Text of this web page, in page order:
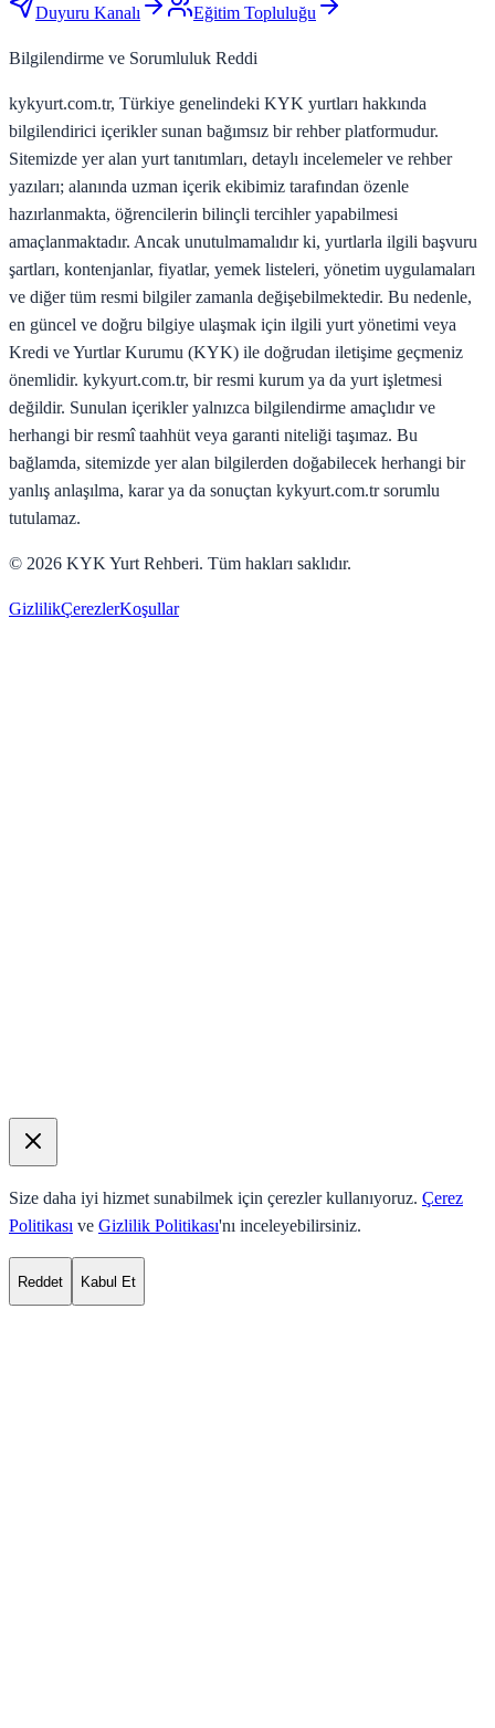
Duyuru Kanalı Eğitim Topluluğu
Bilgilendirme ve Sorumluluk Reddi
kykyurt.com.tr, Türkiye genelindeki KYK yurtları hakkında
bilgilendirici içerikler sunan bağımsız bir rehber platformudur.
Sitemizde yer alan yurt tanıtımları, detaylı incelemeler ve rehber
yazıları; alanında uzman içerik ekibimiz tarafından özenle
hazırlanmakta, öğrencilerin bilinçli tercihler yapabilmesi
amaçlanmaktadır. Ancak unutulmamalıdır ki, yurtlarla ilgili başvuru
şartları, kontenjanlar, fiyatlar, yemek listeleri, yönetim uygulamaları
ve diğer tüm resmi bilgiler zamanla değişebilmektedir. Bu nedenle,
en güncel ve doğru bilgiye ulaşmak için ilgili yurt yönetimi veya
Kredi ve Yurtlar Kurumu (KYK) ile doğrudan iletişime geçmeniz
önemlidir. kykyurt.com.tr, bir resmi kurum ya da yurt işletmesi
değildir. Sunulan içerikler yalnızca bilgilendirme amaçlıdır ve
herhangi bir resmî taahhüt veya garanti niteliği taşımaz. Bu
bağlamda, sitemizde yer alan bilgilerden doğabilecek herhangi bir
yanlış anlaşılma, karar ya da sonuçtan kykyurt.com.tr sorumlu
tutulamaz.
© 2026 KYK Yurt Rehberi. Tüm hakları saklıdır.
GizlilikÇerezlerKoşullar
Size daha iyi hizmet sunabilmek için çerezler kullanıyoruz. Çerez
Politikası ve Gizlilik Politikası'nı inceleyebilirsiniz.
Reddet Kabul Et